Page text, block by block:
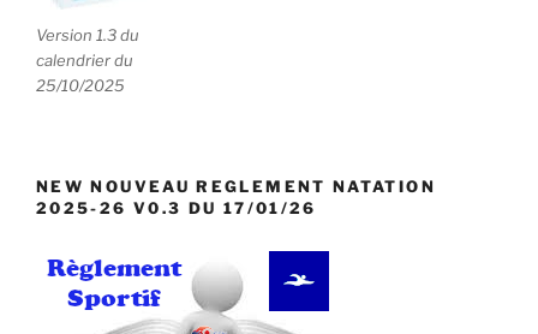
Version 1.3 du
calendrier du
25/10/2025
NEW NOUVEAU REGLEMENT NATATION
2025-26 V0.3 DU 17/01/26